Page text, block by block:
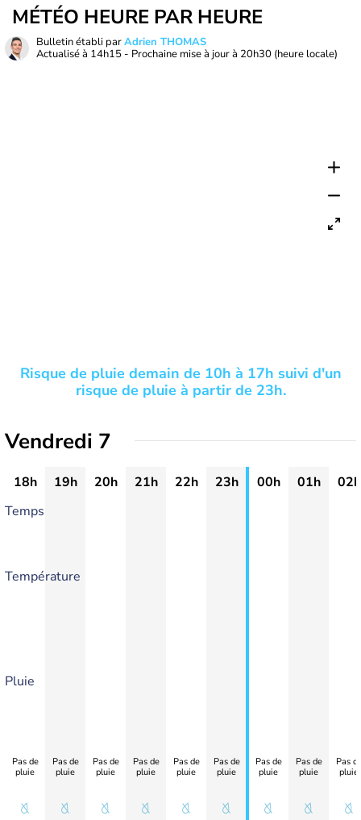
MÉTÉO HEURE PAR HEURE
Bulletin établi parAdrien THOMAS
Actualisé à 14h15 - Prochaine mise à jour à 20h30 (heure locale)
Risque de pluie demain de 10h à 17h suivi d'un
risque de pluie à partir de 23h.
Vendredi 7
18h 19h 20h 21h 22h 23h 00h 01h
02h
Temps
Température
Pluie
Pas de
pluie
Pas de
pluie
Pas de
pluie
Pas de
pluie
Pas de
pluie
Pas de
pluie
Pas de
pluie
Pas de
pluie
Pas
pluie